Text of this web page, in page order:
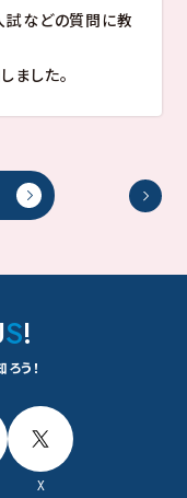
教職員
試などの質問に教
ました。
S!
う！
X